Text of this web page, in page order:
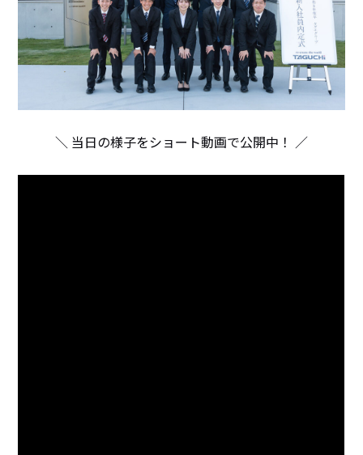
＼ 当日の様子をショート動画で公開中！ ／